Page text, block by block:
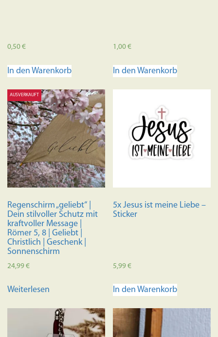
0,50€
In den Warenkorb
1,00€
In den Warenkorb
AUSVERKAUFT
Regenschirm „geliebt“ |
Dein stilvoller Schutz mit
kraftvoller Message |
Römer 5, 8 | Geliebt |
Christlich | Geschenk |
Sonnenschirm
24,99€
Weiterlesen
5x Jesus ist meine Liebe –
Sticker
5,99€
In den Warenkorb